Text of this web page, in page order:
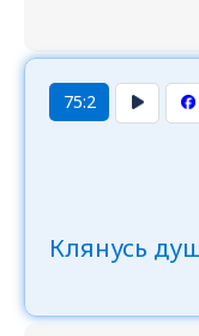
75:2
Клянусь